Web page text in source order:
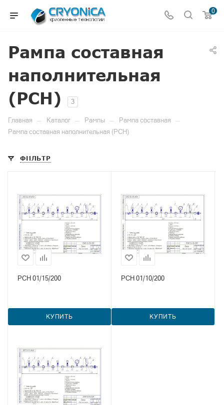
0
Рампа составная
наполнительная
(РСН)
3
Главная — Каталог — Рампы — Рампа составная —
Рампа составная наполнительная (РСН)
ФИЛЬТР
РСН 01/15/200
КУПИТЬ
РСН 01/10/200
КУПИТЬ